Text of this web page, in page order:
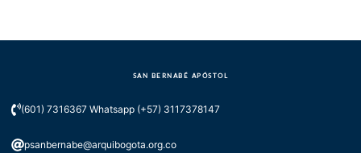
SAN BERNABÉ APÓSTOL
(601) 7316367 Whatsapp (+57) 3117378147
psanbernabe@arquibogota.org.co